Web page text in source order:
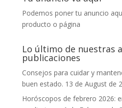
Podemos poner tu anuncio
producto o página
Lo último de nuestras
publicaciones
Consejos para cuidar y
buen estado. 13 de August de
Horóscopos de febrero 2026: